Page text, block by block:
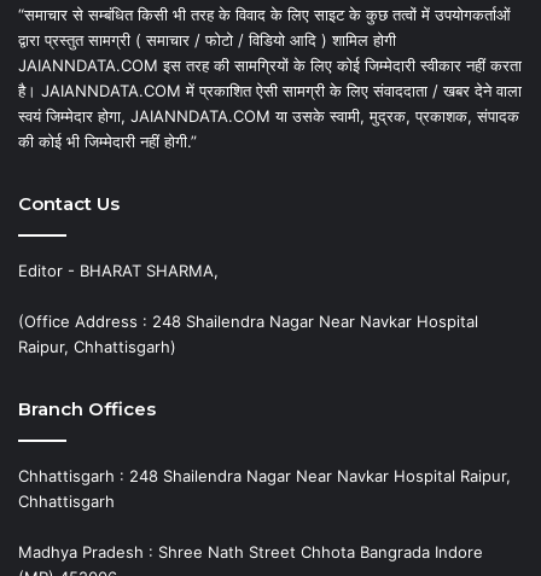
“समाचार से सम्बंधित किसी भी तरह के विवाद के लिए साइट के कुछ तत्वों में उपयोगकर्ताओं
द्वारा प्रस्तुत सामग्री ( समाचार / फोटो / विडियो आदि ) शामिल होगी
JAIANNDATA.COM इस तरह की सामग्रियों के लिए कोई जिम्मेदारी स्वीकार नहीं करता
है। JAIANNDATA.COM में प्रकाशित ऐसी सामग्री के लिए संवाददाता / खबर देने वाला
स्वयं जिम्मेदार होगा, JAIANNDATA.COM या उसके स्वामी, मुद्रक, प्रकाशक, संपादक
की कोई भी जिम्मेदारी नहीं होगी.”
Contact Us
Editor - BHARAT SHARMA,
(Office Address : 248 Shailendra Nagar Near Navkar Hospital
Raipur, Chhattisgarh)
Branch Offices
Chhattisgarh : 248 Shailendra Nagar Near Navkar Hospital Raipur,
Chhattisgarh
Madhya Pradesh : Shree Nath Street Chhota Bangrada Indore